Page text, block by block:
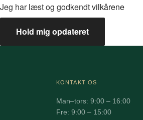
Jeg har læst og godkendtvilkårene
Hold mig opdateret
KONTAKT OS
Man–tors: 9:00 – 16:00
Fre: 9:00 – 15:00